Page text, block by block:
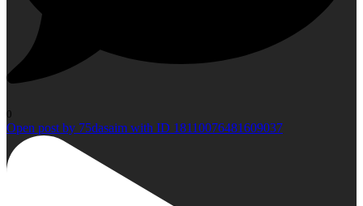
0
Open post by 75dasaim with ID 18110076481609037